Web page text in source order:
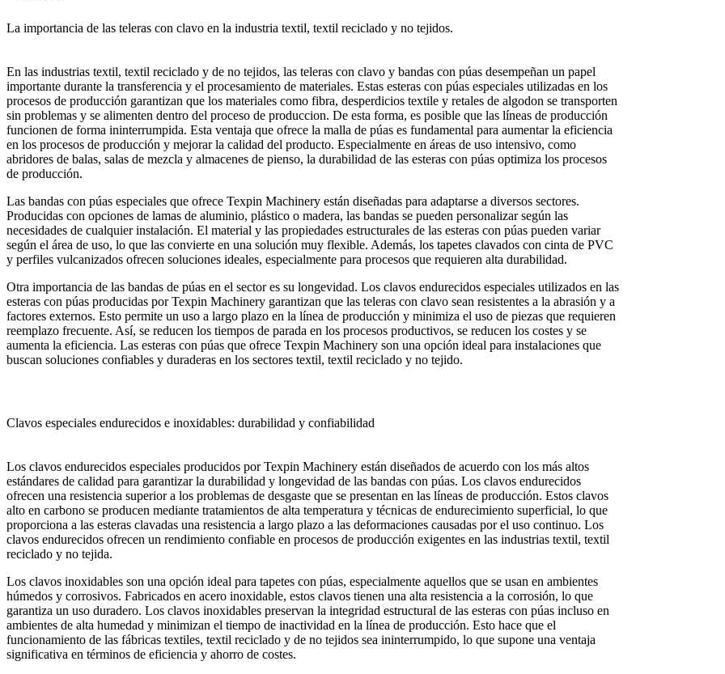
La importancia de las teleras con clavo en la industria textil, textil reciclado y no tejidos.
En las industrias textil, textil reciclado y de no tejidos, las teleras con clavo y bandas con púas desempeñan un papel
importante durante la transferencia y el procesamiento de materiales. Estas esteras con púas especiales utilizadas en los
procesos de producción garantizan que los materiales como fibra, desperdicios textile y retales de algodon se transporten
sin problemas y se alimenten dentro del proceso de produccion. De esta forma, es posible que las líneas de producción
funcionen de forma ininterrumpida. Esta ventaja que ofrece la malla de púas es fundamental para aumentar la eficiencia
en los procesos de producción y mejorar la calidad del producto. Especialmente en áreas de uso intensivo, como
abridores de balas, salas de mezcla y almacenes de pienso, la durabilidad de las esteras con púas optimiza los procesos
de producción.
Las bandas con púas especiales que ofrece Texpin Machinery están diseñadas para adaptarse a diversos sectores.
Producidas con opciones de lamas de aluminio, plástico o madera, las bandas se pueden personalizar según las
necesidades de cualquier instalación. El material y las propiedades estructurales de las esteras con púas pueden variar
según el área de uso, lo que las convierte en una solución muy flexible. Además, los tapetes clavados con cinta de PVC
y perfiles vulcanizados ofrecen soluciones ideales, especialmente para procesos que requieren alta durabilidad.
Otra importancia de las bandas de púas en el sector es su longevidad. Los clavos endurecidos especiales utilizados en las
esteras con púas producidas por Texpin Machinery garantizan que las teleras con clavo sean resistentes a la abrasión y a
factores externos. Esto permite un uso a largo plazo en la línea de producción y minimiza el uso de piezas que requieren
reemplazo frecuente. Así, se reducen los tiempos de parada en los procesos productivos, se reducen los costes y se
aumenta la eficiencia. Las esteras con púas que ofrece Texpin Machinery son una opción ideal para instalaciones que
buscan soluciones confiables y duraderas en los sectores textil, textil reciclado y no tejido.
Clavos especiales endurecidos e inoxidables: durabilidad y confiabilidad
Los clavos endurecidos especiales producidos por Texpin Machinery están diseñados de acuerdo con los más altos
estándares de calidad para garantizar la durabilidad y longevidad de las bandas con púas. Los clavos endurecidos
ofrecen una resistencia superior a los problemas de desgaste que se presentan en las líneas de producción. Estos clavos
alto en carbono se producen mediante tratamientos de alta temperatura y técnicas de endurecimiento superficial, lo que
proporciona a las esteras clavadas una resistencia a largo plazo a las deformaciones causadas por el uso continuo. Los
clavos endurecidos ofrecen un rendimiento confiable en procesos de producción exigentes en las industrias textil, textil
reciclado y no tejida.
Los clavos inoxidables son una opción ideal para tapetes con púas, especialmente aquellos que se usan en ambientes
húmedos y corrosivos. Fabricados en acero inoxidable, estos clavos tienen una alta resistencia a la corrosión, lo que
garantiza un uso duradero. Los clavos inoxidables preservan la integridad estructural de las esteras con púas incluso en
ambientes de alta humedad y minimizan el tiempo de inactividad en la línea de producción. Esto hace que el
funcionamiento de las fábricas textiles, textil reciclado y de no tejidos sea ininterrumpido, lo que supone una ventaja
significativa en términos de eficiencia y ahorro de costes.